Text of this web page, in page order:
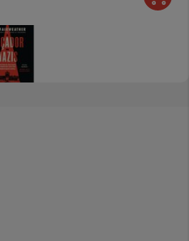
Fairweather